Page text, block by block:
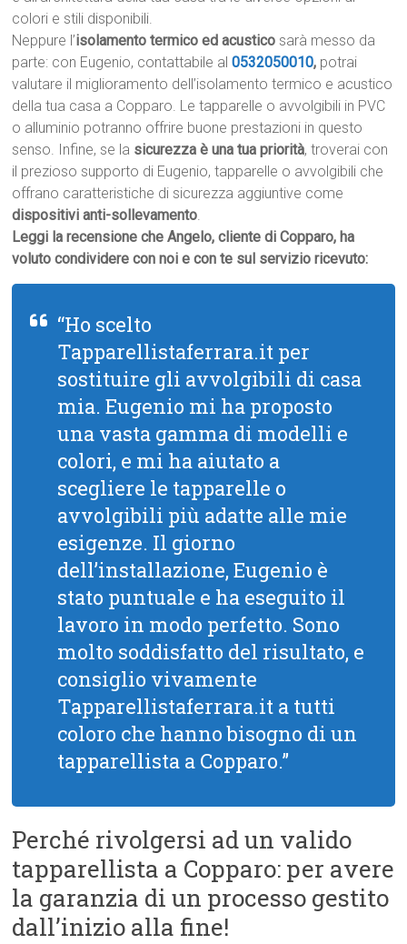
colori e stili disponibili.
Neppure l’isolamento termico ed acustico sarà messo da
parte: con Eugenio, contattabile al0532050010, potrai
valutare il miglioramento dell’isolamento termico e acustico
della tua casa a Copparo. Le tapparelle o avvolgibili in PVC
o alluminio potranno offrire buone prestazioni in questo
senso. Infine, se la sicurezza è una tua priorità, troverai con
il prezioso supporto di Eugenio, tapparelle o avvolgibili che
offrano caratteristiche di sicurezza aggiuntive come
dispositivi anti-sollevamento.
Leggi la recensione che Angelo, cliente di Copparo, ha
voluto condividere con noi e con te sul servizio ricevuto:
“Ho scelto
Tapparellistaferrara.it per
sostituire gli avvolgibili di casa
mia. Eugenio mi ha proposto
una vasta gamma di modelli e
colori, e mi ha aiutato a
scegliere le tapparelle o
avvolgibili più adatte alle mie
esigenze. Il giorno
dell’installazione, Eugenio è
stato puntuale e ha eseguito il
lavoro in modo perfetto. Sono
molto soddisfatto del risultato, e
consiglio vivamente
Tapparellistaferrara.it a tutti
coloro che hanno bisogno di un
tapparellista a Copparo.”
Perché rivolgersi ad un valido
tapparellista a Copparo: per avere
la garanzia di un processo gestito
dall’inizio alla fine!